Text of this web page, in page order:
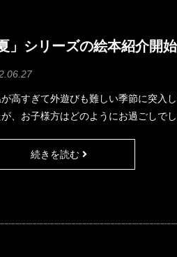
夏」シリーズの絵本紹介開
高すぎて外遊びも難しい季節に突入
が、お子様方はどのようにお過ごしで
すすめ絵本の紹介をさせていただくこと
一号は「夏」シリーズです！！対応時
続きを読む